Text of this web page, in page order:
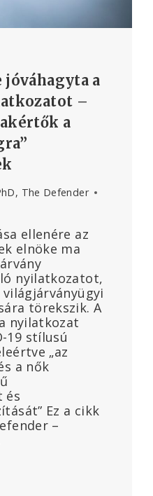
jóváhagyta a
–
a
The Defender
ellenére az
elnöke ma
nyilatkozatot,
törekszik. A
nyilatkozat
19 stílusú
„az
a nők
és
Ez a cikk
–